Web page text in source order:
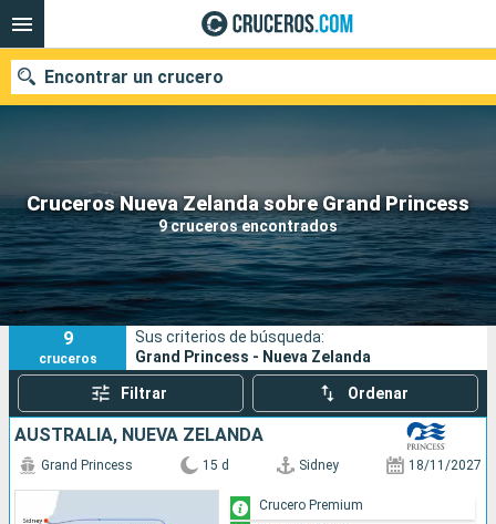
Cruceros Nueva Zelanda sobre Grand Princess
9 cruceros encontrados
Encontrar un crucero
Nuestros destinos
Fecha de salida
Puertos Compañías
Buscar
9
cruceros
Sus criterios de búsqueda:
Grand Princess - Nueva Zelanda
Filtrar Ordenar
AUSTRALIA, NUEVA ZELANDA
Grand Princess 15 d Sidney 18/11/2027
Crucero Premium